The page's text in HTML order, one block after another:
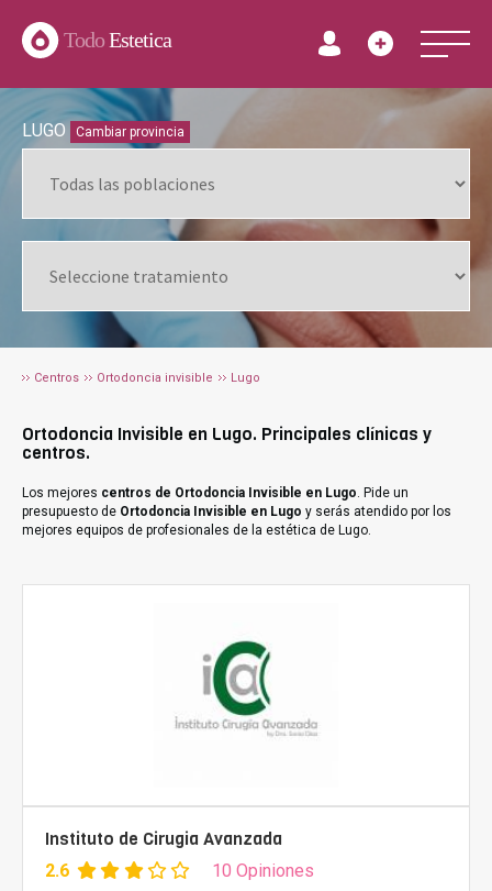
TodoEstetica
LUGO Cambiar provincia
Centros Ortodoncia invisible Lugo
Ortodoncia Invisible en Lugo. Principales clínicas y
centros.
Los mejores centros de Ortodoncia Invisible en Lugo. Pide un
presupuesto de Ortodoncia Invisible en Lugo y serás atendido por los
mejores equipos de profesionales de la estética de Lugo.
Instituto de Cirugia Avanzada
2.6 10 Opiniones